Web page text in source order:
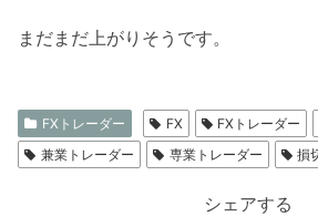
まだまだ上がりそうです。
FXトレーダー FX FXトレーダー
兼業トレーダー
専業トレーダー 損
シェアする